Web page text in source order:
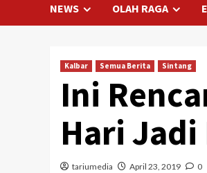
NEWS OLAH RAGA
Kalbar Semua Berita Sintang
Ini
Hari
tariumedia April 23, 2019 0